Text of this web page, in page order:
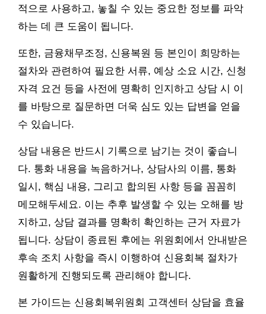
적으로 사용하고, 놓칠 수 있는 중요한 정보를 파악
하는 데 큰 도움이 됩니다.
또한, 금융채무조정, 신용복원 등 본인이 희망하는
절차와 관련하여 필요한 서류, 예상 소요 시간, 신청
자격 요건 등을 사전에 명확히 인지하고 상담 시 이
를 바탕으로 질문하면 더욱 심도 있는 답변을 얻을
수 있습니다.
상담 내용은 반드시 기록으로 남기는 것이 좋습니
다. 통화 내용을 녹음하거나, 상담사의 이름, 통화
일시, 핵심 내용, 그리고 합의된 사항 등을 꼼꼼히
메모해두세요. 이는 추후 발생할 수 있는 오해를 방
지하고, 상담 결과를 명확히 확인하는 근거 자료가
됩니다. 상담이 종료된 후에는 위원회에서 안내받은
후속 조치 사항을 즉시 이행하여 신용회복 절차가
원활하게 진행되도록 관리해야 합니다.
본 가이드는 신용회복위원회 고객센터 상담을 효율